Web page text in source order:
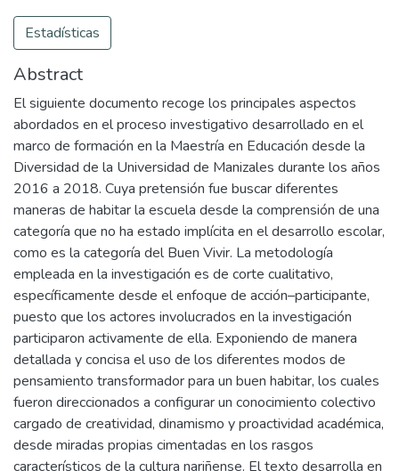
Estadísticas
Abstract
El siguiente documento recoge los principales aspectos
abordados en el proceso investigativo desarrollado en el
marco de formación en la Maestría en Educación desde la
Diversidad de la Universidad de Manizales durante los años
2016 a 2018. Cuya pretensión fue buscar diferentes
maneras de habitar la escuela desde la comprensión de una
categoría que no ha estado implícita en el desarrollo escolar,
como es la categoría del Buen Vivir. La metodología
empleada en la investigación es de corte cualitativo,
específicamente desde el enfoque de acción–participante,
puesto que los actores involucrados en la investigación
participaron activamente de ella. Exponiendo de manera
detallada y concisa el uso de los diferentes modos de
pensamiento transformador para un buen habitar, los cuales
fueron direccionados a configurar un conocimiento colectivo
cargado de creatividad, dinamismo y proactividad académica,
desde miradas propias cimentadas en los rasgos
característicos de la cultura nariñense. El texto desarrolla en